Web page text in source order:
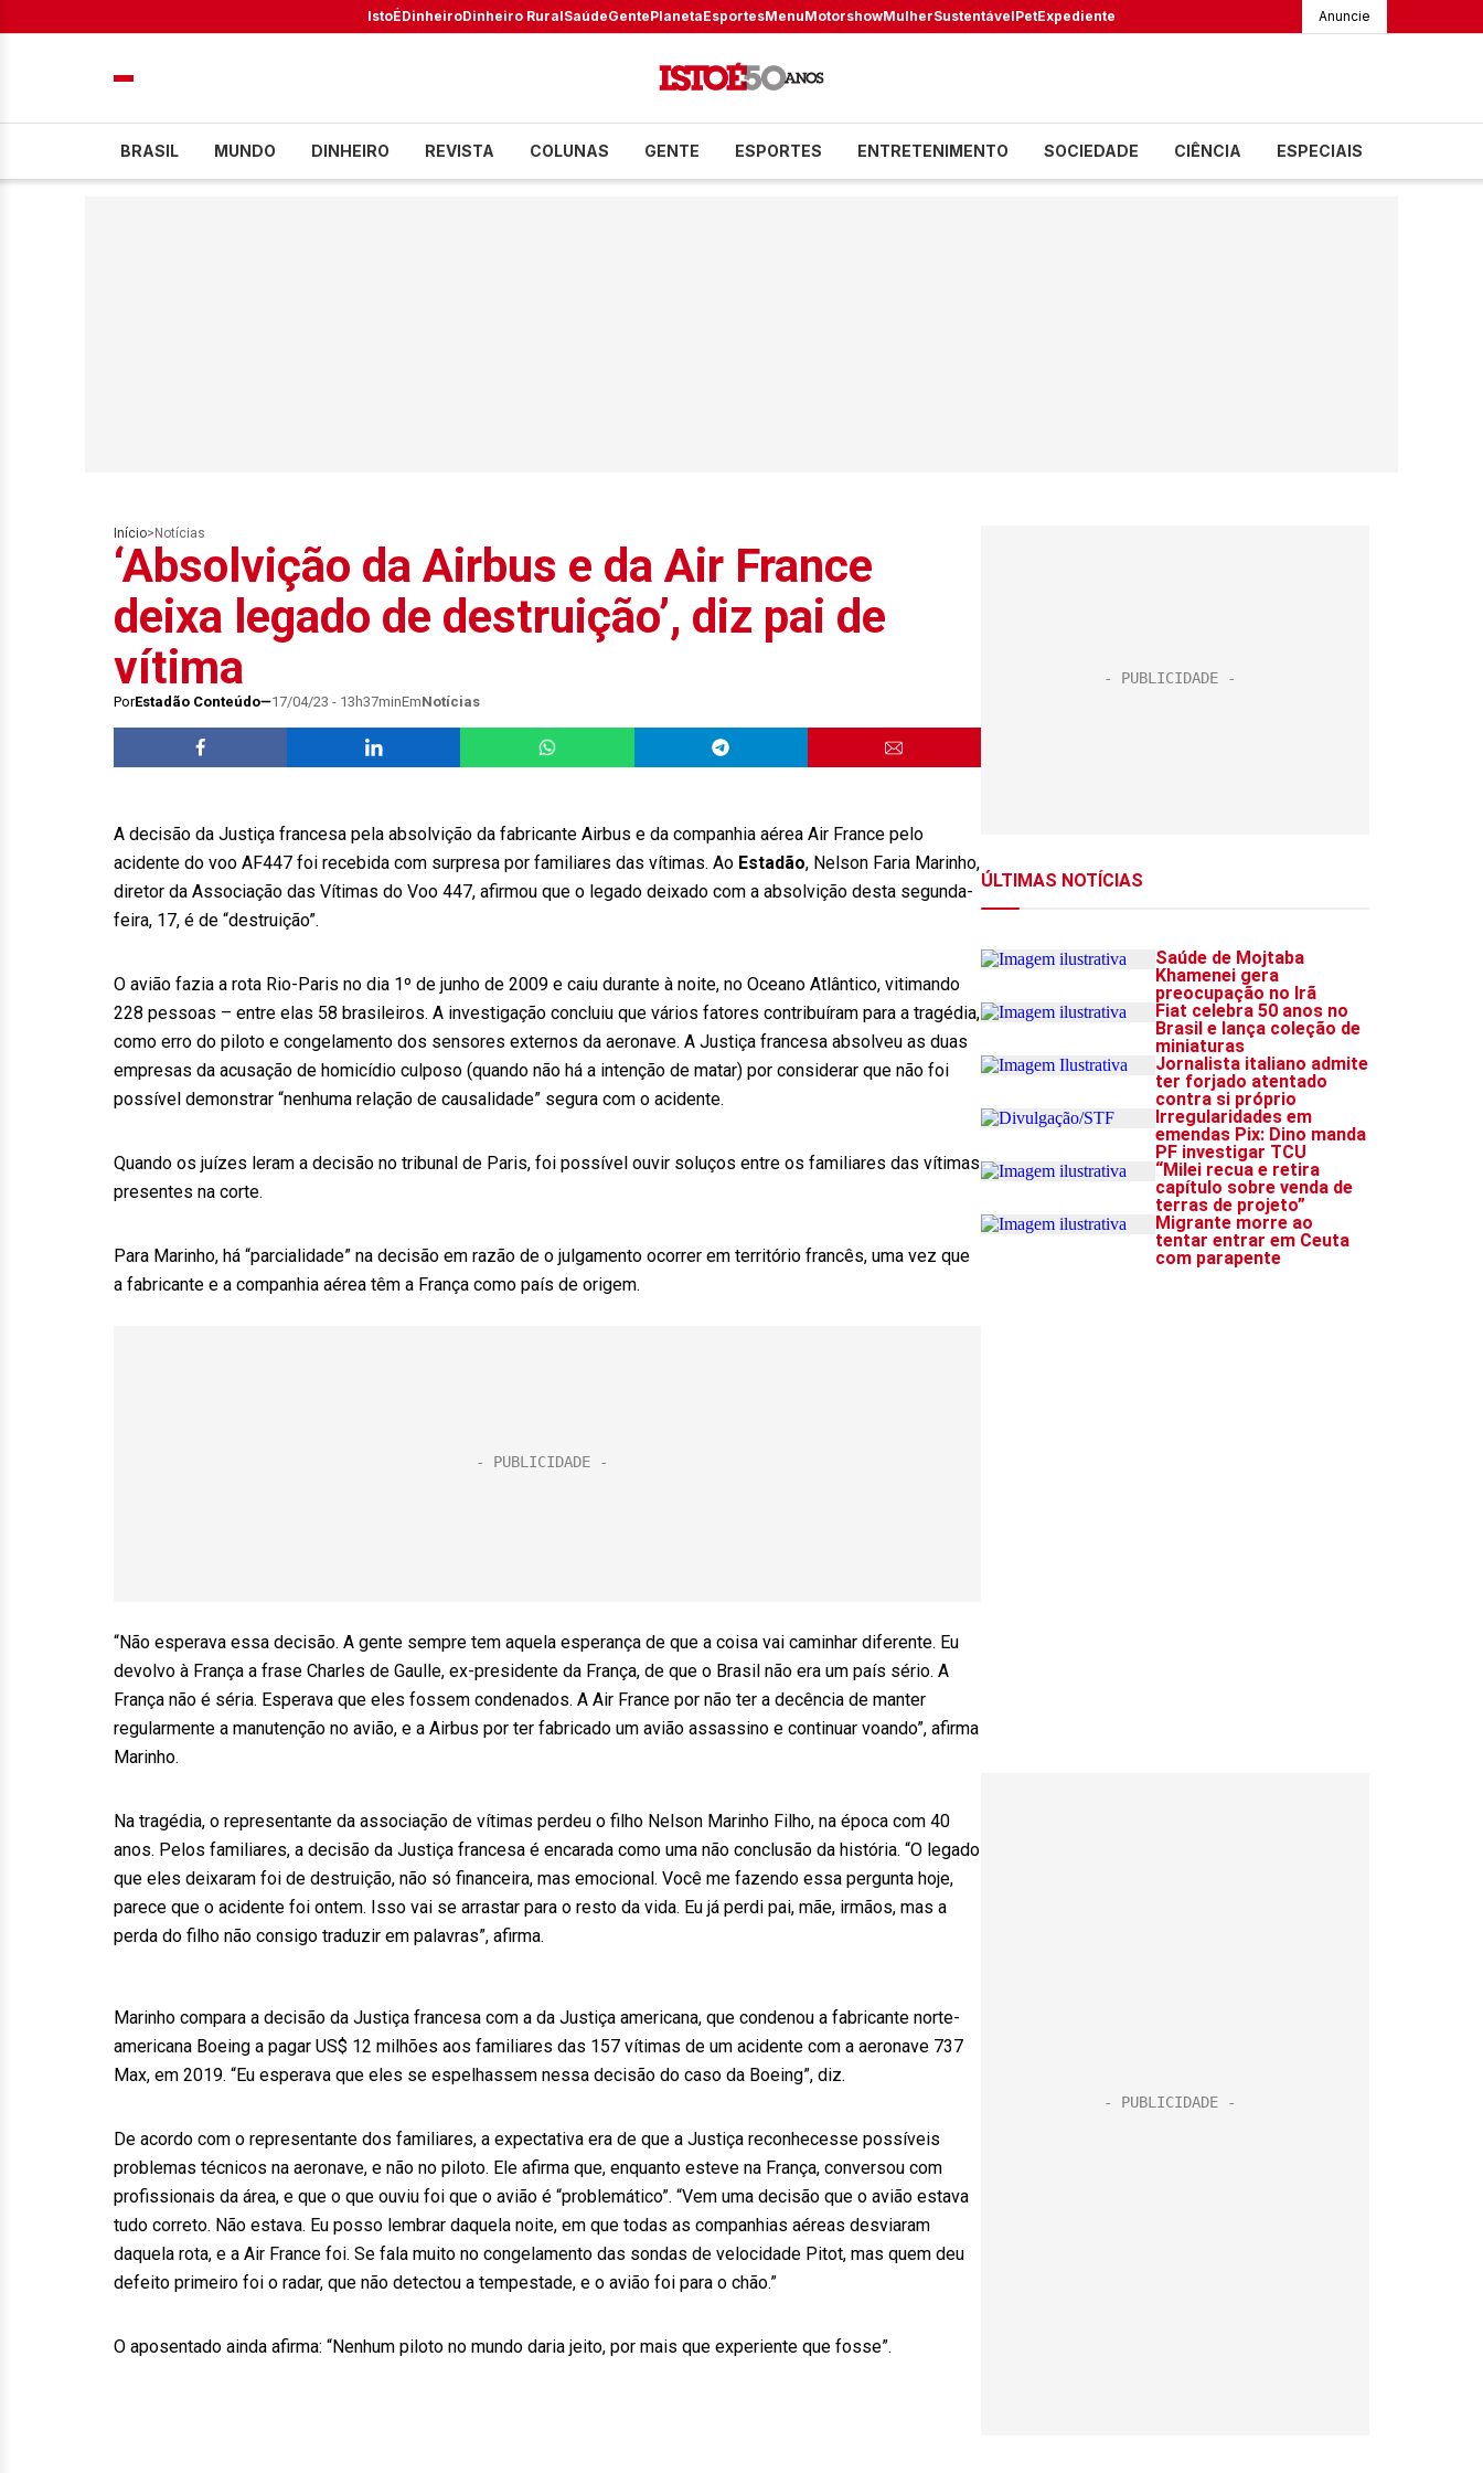
IstoÉDinheiroDinheiro RuralSaúdeGentePlanetaEsportesMenuMotorshowMulherSustentávelPetExpediente Anuncie
BRASIL MUNDO DINHEIRO REVISTA COLUNAS GENTE ESPORTES ENTRETENIMENTO SOCIEDADE CIÊNCIA ESPECIAIS
Início> Notícias
‘Absolvição da Airbus e da Air France
deixa legado de destruição’, diz pai de
vítima
PorEstadão Conteúdo 17/04/23 - 13h37minEmNotícias
A decisão da Justiça francesa pela absolvição da fabricante Airbus e da companhia aérea Air France pelo
acidente do voo AF447 foi recebida com surpresa por familiares das vítimas. Ao Estadão, Nelson Faria Marinho,
diretor da Associação das Vítimas do Voo 447, afirmou que o legado deixado com a absolvição desta segunda-
feira, 17, é de “destruição”.
O avião fazia a rota Rio-Paris no dia 1º de junho de 2009 e caiu durante à noite, no Oceano Atlântico, vitimando
228 pessoas – entre elas 58 brasileiros. A investigação concluiu que vários fatores contribuíram para a tragédia,
como erro do piloto e congelamento dos sensores externos da aeronave. A Justiça francesa absolveu as duas
empresas da acusação de homicídio culposo (quando não há a intenção de matar) por considerar que não foi
possível demonstrar “nenhuma relação de causalidade” segura com o acidente.
Quando os juízes leram a decisão no tribunal de Paris, foi possível ouvir soluços entre os familiares das vítimas
presentes na corte.
Para Marinho, há “parcialidade” na decisão em razão de o julgamento ocorrer em território francês, uma vez que
a fabricante e a companhia aérea têm a França como país de origem.
“Não esperava essa decisão. A gente sempre tem aquela esperança de que a coisa vai caminhar diferente. Eu
devolvo à França a frase Charles de Gaulle, ex-presidente da França, de que o Brasil não era um país sério. A
França não é séria. Esperava que eles fossem condenados. A Air France por não ter a decência de manter
regularmente a manutenção no avião, e a Airbus por ter fabricado um avião assassino e continuar voando”, afirma
Marinho.
Na tragédia, o representante da associação de vítimas perdeu o filho Nelson Marinho Filho, na época com 40
anos. Pelos familiares, a decisão da Justiça francesa é encarada como uma não conclusão da história. “O legado
que eles deixaram foi de destruição, não só financeira, mas emocional. Você me fazendo essa pergunta hoje,
parece que o acidente foi ontem. Isso vai se arrastar para o resto da vida. Eu já perdi pai, mãe, irmãos, mas a
perda do filho não consigo traduzir em palavras”, afirma.
Marinho compara a decisão da Justiça francesa com a da Justiça americana, que condenou a fabricante norte-
americana Boeing a pagar US$ 12 milhões aos familiares das 157 vítimas de um acidente com a aeronave 737
Max, em 2019. “Eu esperava que eles se espelhassem nessa decisão do caso da Boeing”, diz.
De acordo com o representante dos familiares, a expectativa era de que a Justiça reconhecesse possíveis
problemas técnicos na aeronave, e não no piloto. Ele afirma que, enquanto esteve na França, conversou com
profissionais da área, e que o que ouviu foi que o avião é “problemático”. “Vem uma decisão que o avião estava
tudo correto. Não estava. Eu posso lembrar daquela noite, em que todas as companhias aéreas desviaram
daquela rota, e a Air France foi. Se fala muito no congelamento das sondas de velocidade Pitot, mas quem deu
defeito primeiro foi o radar, que não detectou a tempestade, e o avião foi para o chão.”
O aposentado ainda afirma: “Nenhum piloto no mundo daria jeito, por mais que experiente que fosse”.